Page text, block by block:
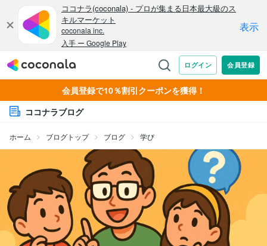
会員登録で10％割引クーポンを獲得！
ココナラブログ
ホーム ブログトップ ブログ 学び